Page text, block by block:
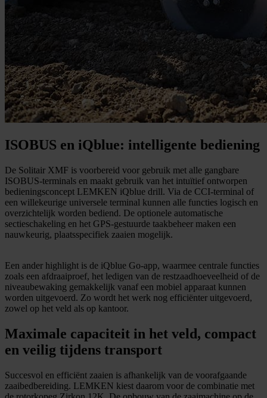
ISOBUS en iQblue: intelligente bediening
De Solitair XMF is voorbereid voor gebruik met alle gangbare
ISOBUS-terminals en maakt gebruik van het intuïtief ontworpen
bedieningsconcept LEMKEN iQblue drill. Via de CCI-terminal of
een willekeurige universele terminal kunnen alle functies logisch en
overzichtelijk worden bediend. De optionele automatische
sectieschakeling en het GPS-gestuurde taakbeheer maken een
nauwkeurig, plaatsspecifiek zaaien mogelijk.
Een ander highlight is de iQblue Go-app, waarmee centrale functies
zoals een afdraaiproef, het ledigen van de restzaadhoeveelheid of de
niveaubewaking gemakkelijk vanaf een mobiel apparaat kunnen
worden uitgevoerd. Zo wordt het werk nog efficiënter uitgevoerd,
zowel op het veld als op kantoor.
Maximale capaciteit in het veld, compact
en veilig tijdens transport
Succesvol en efficiënt zaaien is afhankelijk van de voorafgaande
zaaibedbereiding. LEMKEN kiest daarom voor de combinatie met